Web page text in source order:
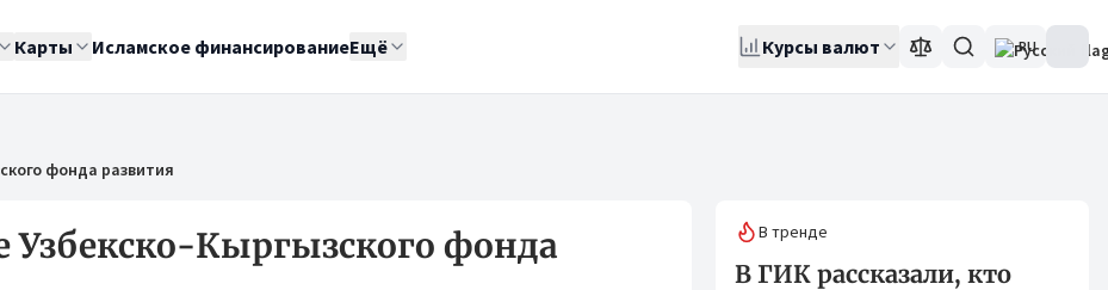
Карты Исламское финансированиеЕщё Курсы валют RU
фонда развития
Узбекско-Кыргызского фонда В тренде
В ГИК рассказали, кто